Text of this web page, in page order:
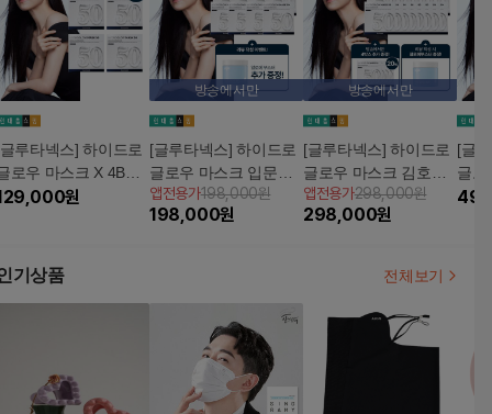
루타넥스] 하이드로
로우 마스크 X 4BOX
매)원
방송에서만
[글루타넥스] 하이드로
글로우 마스크 입문패
키지
앱전용가198,000원
198,000원
방송에서만
[글루타넥스] 하이드로
글로우 마스크 김호영
패키지
앱전용가298,000원
298,000원
[글
글로
(=5
기상품 전체보기